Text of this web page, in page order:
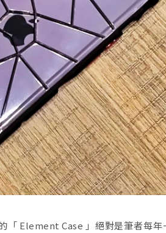
Element Case 」絕對是筆者每年